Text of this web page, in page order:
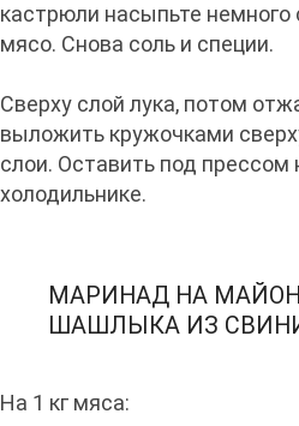
кастрюли насыпьте немного
мясо. Снова соль и специи.
Сверху слой лука, потом
выложить кружочками
слои. Оставить под прессом
холодильнике.
МАРИНАД НА
ШАШЛЫКА ИЗ
На 1 кг мяса: